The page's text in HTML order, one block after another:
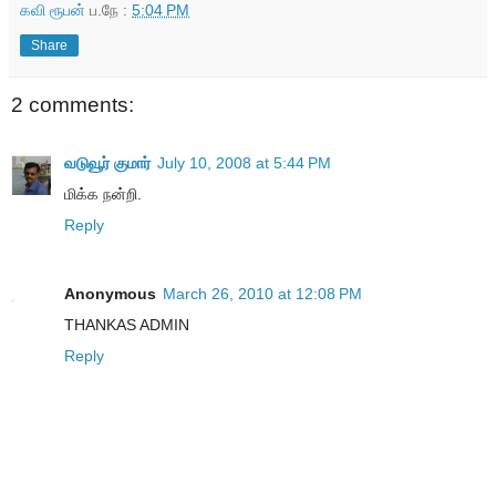
கவி ரூபன் ப.நே : 5:04 PM
Share
2 comments:
வடுவூர் குமார் July 10, 2008 at 5:44 PM
மிக்க நன்றி.
Reply
Anonymous March 26, 2010 at 12:08 PM
THANKAS ADMIN
Reply